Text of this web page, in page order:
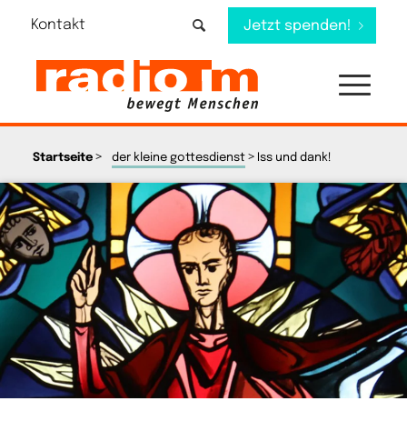
Kontakt Jetzt spenden!
Startseite> der kleine gottesdienst> Iss und dank!